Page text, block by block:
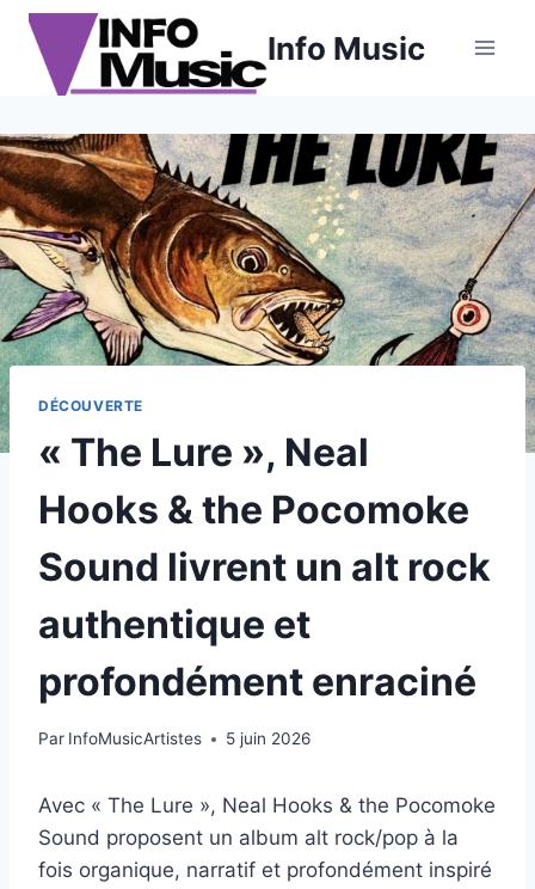
Aller
contenu
Info Music
DÉCOUVERTE
« The Lure », Neal
Hooks & the Pocomoke
Sound livrent un alt rock
authentique et
profondément enraciné
Par InfoMusicArtistes 5 juin 2026
Avec « The Lure », Neal Hooks & the Pocomoke
Sound proposent un album alt rock/pop à la
fois organique, narratif et profondément inspiré